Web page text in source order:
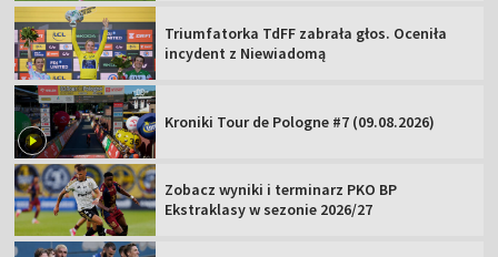
Triumfatorka TdFF zabrała głos. Oceniła
incydent z Niewiadomą
Kroniki Tour de Pologne #7 (09.08.2026)
Zobacz wyniki i terminarz PKO BP
Ekstraklasy w sezonie 2026/27